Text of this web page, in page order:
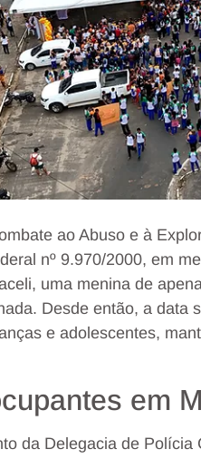
ao Abuso e à
nº 9.970/2000, em
uma menina de
Desde então, a data
e adolescentes,
em
da Delegacia de